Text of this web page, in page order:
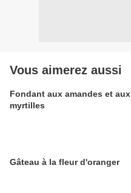
Vous aimerez aussi
Fondant aux amandes et aux
myrtilles
Gâteau à la fleur d'oranger